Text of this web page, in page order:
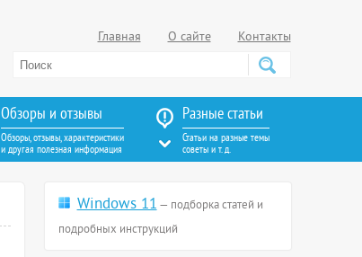
Обзоры и отзывы
Обзоры, отзывы, характеристики
и другая полезная информация
Разные статьи
Статьи на разные темы
советы и т. д.
Главная О сайте Контакты
Windows 11 — подборка статей и
подробных инструкций